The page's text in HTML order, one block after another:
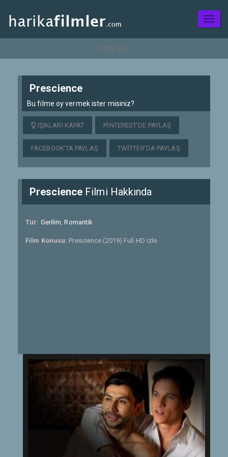
Prescience
Bu filme oy vermek ister misiniz?
IŞIKLARI KAPAT PINTEREST'DE PAYLAŞ
FACEBOOK'TA PAYLAŞ TWITTER'DA PAYLAŞ
Prescience Filmi Hakkında
Tür: Gerilim,Romantik
Film Konusu: Prescience (2019) Full HD izle.